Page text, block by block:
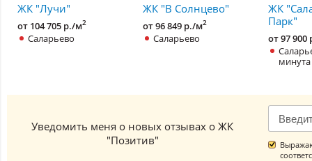
ЖК "Лучи"
от 104 705 р./м2
Саларьево
ЖК "В Солнцево"
от 96 849 р./м2
Саларьево
ЖК
Парк"
от 97
минута
Уведомить меня о новых отзывах о ЖК
"Позитив"